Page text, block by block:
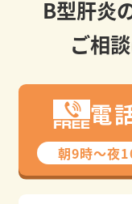
B型肝炎
ご相
電
朝9時〜夜